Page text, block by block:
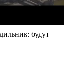
будут